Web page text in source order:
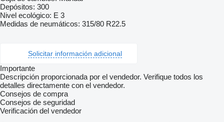
Depósitos: 300
Nivel ecológico: E 3
Medidas de neumáticos: 315/80 R22.5
Solicitar información adicional
Importante
Descripción proporcionada por el vendedor. Verifique todos los
detalles directamente con el vendedor.
Consejos de compra
Consejos de seguridad
Verificación del vendedor